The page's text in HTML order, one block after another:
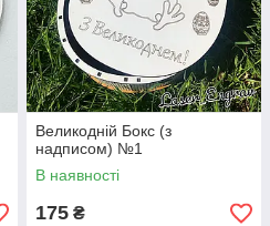
Великодній Бокс (з
надписом) №1
В наявності
175 ₴